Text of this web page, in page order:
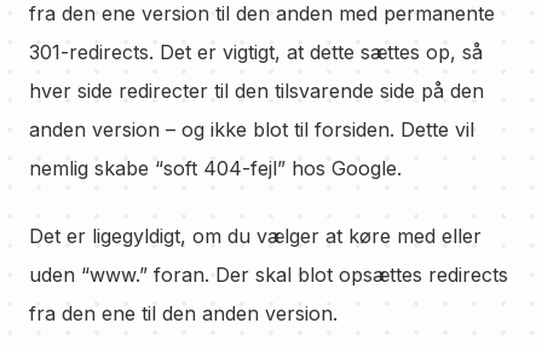
fra den ene version til den anden med permanente
301-redirects. Det er vigtigt, at dette sættes op, så
hver side redirecter til den tilsvarende side på den
anden version – og ikke blot til forsiden. Dette vil
nemlig skabe “soft 404-fejl” hos Google.
Det er ligegyldigt, om du vælger at køre med eller
uden “www.” foran. Der skal blot opsættes redirects
fra den ene til den anden version.